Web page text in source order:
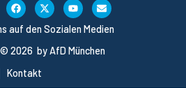
2026 by AfD München
Kontakt
auf den Sozialen Medien